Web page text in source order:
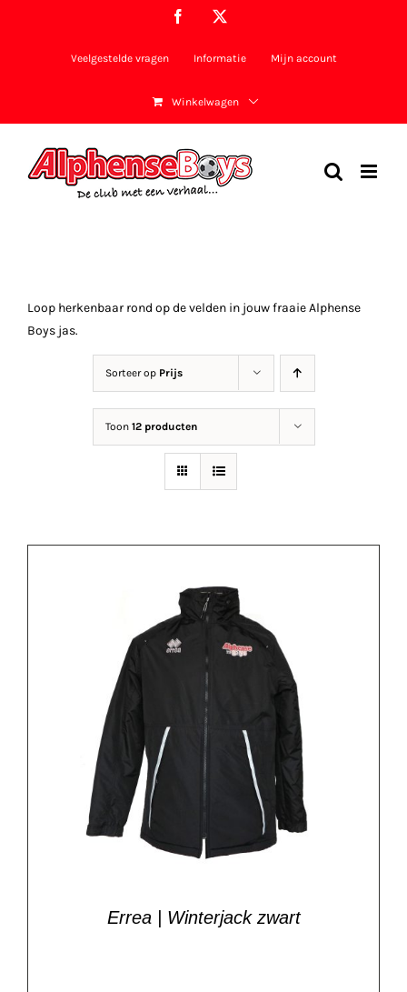
Facebook
Veelgestelde vragen Informatie Mijn account
Winkelwagen
Loop herkenbaar rond op de velden in jouw fraaie Alphense
Boys jas.
Sorteer op Prijs
Toon 12 producten
Errea | Winterjack zwart